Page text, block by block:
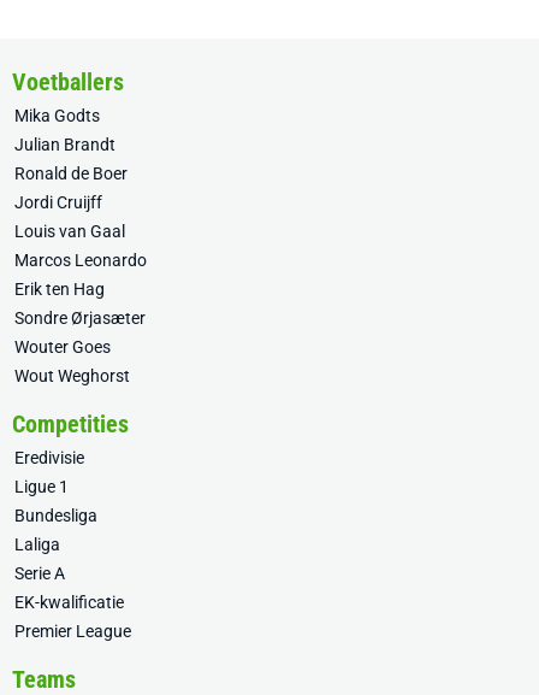
Voetballers
Mika Godts
Julian Brandt
Ronald de Boer
Jordi Cruijff
Louis van Gaal
Marcos Leonardo
Erik ten Hag
Sondre Ørjasæter
Wouter Goes
Wout Weghorst
Competities
Eredivisie
Ligue 1
Bundesliga
Laliga
Serie A
EK-kwalificatie
Premier League
Teams